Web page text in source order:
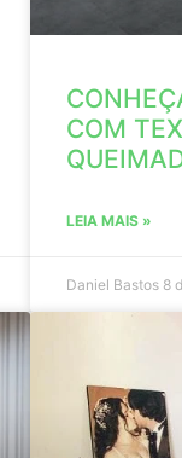
COM
LEIA MAIS »
Daniel Bastos 8